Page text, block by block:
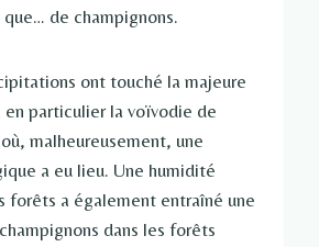
de champignons.
ont touché la majeure
particulier la voïvodie de
malheureusement, une
a eu lieu. Une humidité
forêts a également entraîné une
dans les forêts